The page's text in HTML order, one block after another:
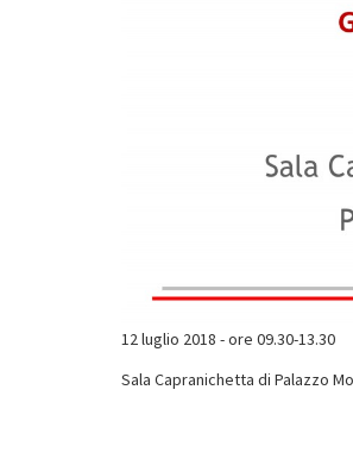
12 luglio 2018 - ore 09.30-13.30
Sala Capranichetta di Palazzo